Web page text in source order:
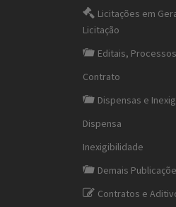
Licitações em
Licitação
Editais,
Contrato
Dispensas e
Dispensa
Inexigibilidade
Demais
Contratos e